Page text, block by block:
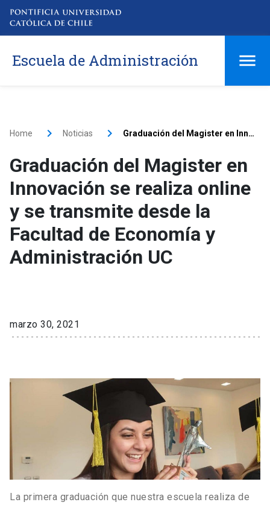
Escuela de Administración
Home Noticias Graduación del Magister en Innovación se realiza online y se transmite desde la Facultad de Economía y Administración UC
Graduación del Magister en
Innovación se realiza online
y se transmite desde la
Facultad de Economía y
Administración UC
marzo 30, 2021
La primera graduación que nuestra escuela realiza de